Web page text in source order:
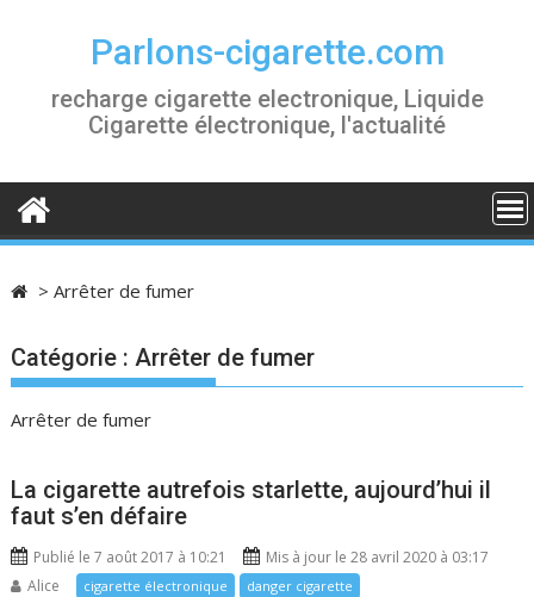
c
n
Parlons-cigarette.com
recharge cigarette electronique, Liquide
Cigarette électronique, l'actualité
>Arrêter de fumer
Catégorie :Arrêter de fumer
Arrêter de fumer
La cigarette autrefois starlette, aujourd’hui il
faut s’en défaire
Publié le 7 août 2017 à 10:21
Mis à jour le 28 avril 2020 à 03:17
Alice
cigarette électronique danger cigarette